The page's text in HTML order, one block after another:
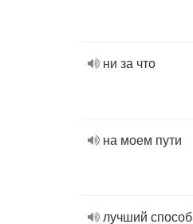
ни за что
на моем пути
лучший способ